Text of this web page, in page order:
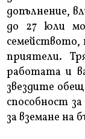
допълнение,
до 27 юли
семейството,
приятели.
работата и
звездите
способност
за вземане на